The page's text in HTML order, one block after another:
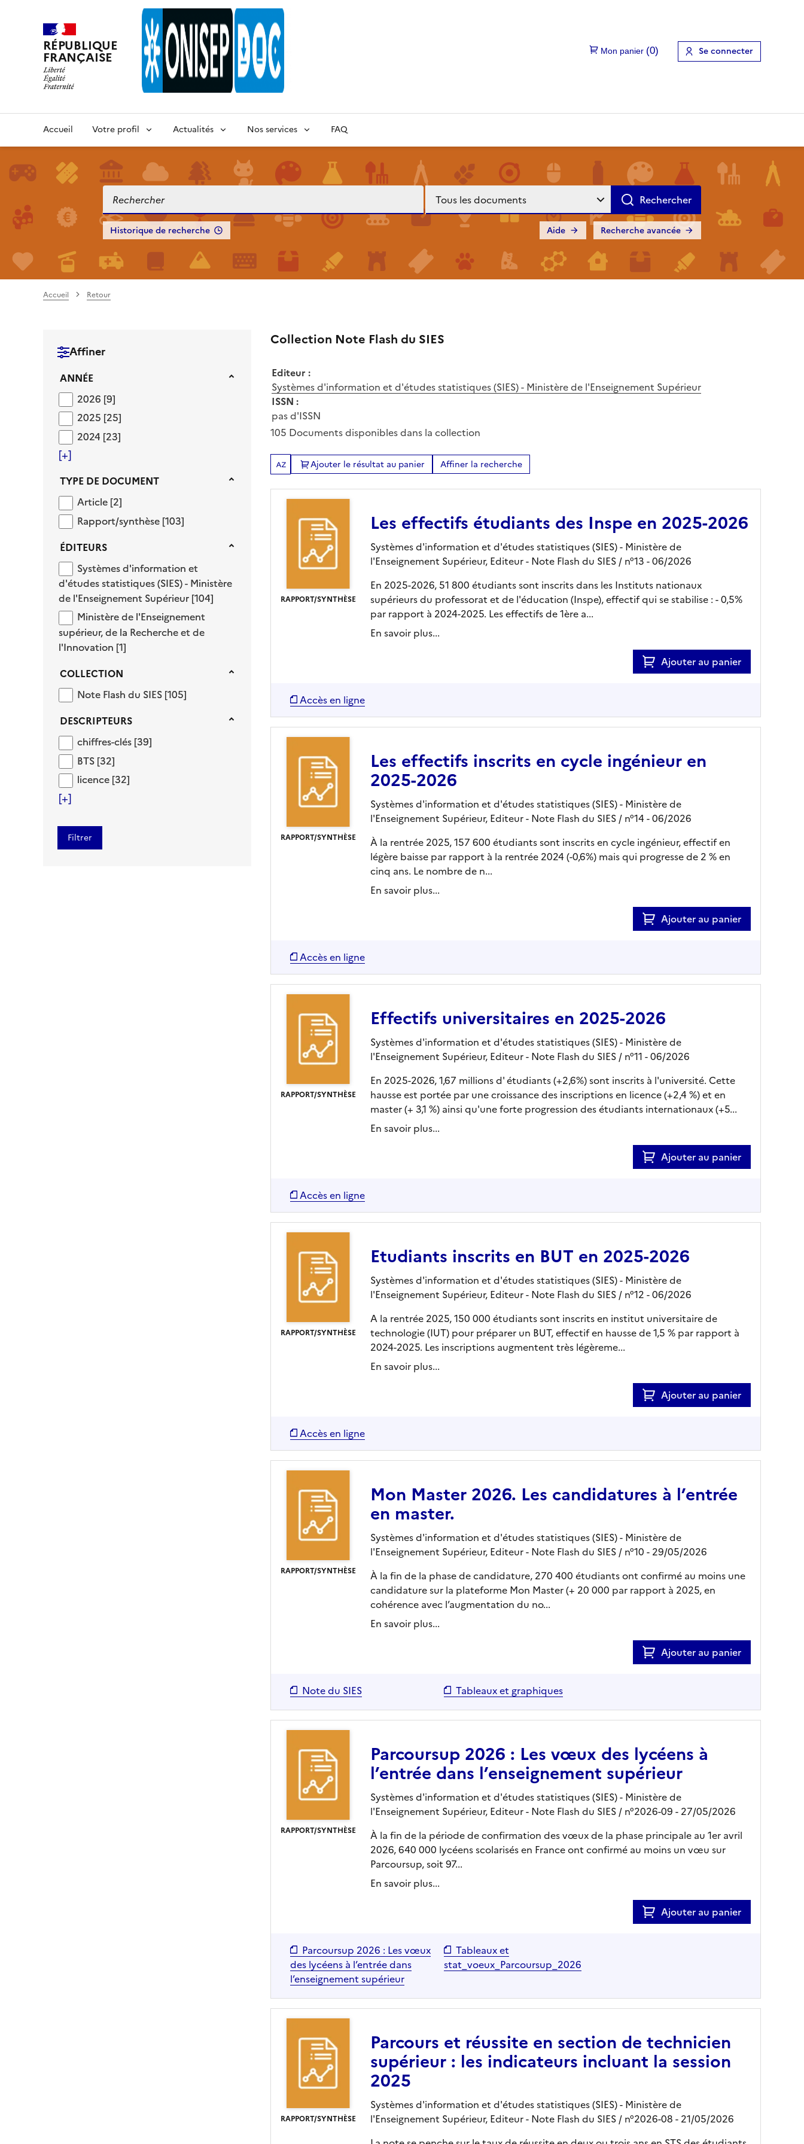
RÉPUBLIQUE
FRANÇAISE Se connecter
Accueil Votre profil Actualités Nos services FAQ
Historique de recherche Recherche avancée
Aide
Accueil Retour
Affiner
Année
ANNÉE
20262026 [9]
20252025 [25]
20242024 [23]
[+]
Type de document
TYPE DE DOCUMENT
ArticleArticle [2]
Rapport/synthèse
Rapport/synthèse [103]
Éditeurs
ÉDITEURS
Systèmes d'information et d'études statistiques (SIES) - Ministère de l'Enseignement Supérieur
Systèmes d'information et
d'études statistiques (SIES) - Ministère
de l'Enseignement Supérieur [104]
Ministère de l'Enseignement supérieur, de la Recherche et de l'Innovation
Ministère de l'Enseignement
supérieur, de la Recherche et de
l'Innovation [1]
Collection
COLLECTION
Note Flash du SIES
Note Flash du SIES [105]
Descripteurs
DESCRIPTEURS
chiffres-clés
chiffres-clés [39]
BTS BTS [32]
licencelicence [32]
[+]
Collection Note Flash du SIES
Editeur :
Systèmes d'information et d'études statistiques (SIES) - Ministère de l'Enseignement Supérieur
ISSN :
pas d'ISSN
105 Documents disponibles dans la collection
Tris disponibles (Ouverture d'une modale)
Ajouter le résultat au panier Affiner la recherche
RAPPORT/SYNTHÈSE
Les effectifs étudiants des Inspe en 2025-2026
Systèmes d'information et d'études statistiques (SIES) - Ministère de
l'Enseignement Supérieur, Editeur- Note Flash du SIES / n°13 - 06/2026
En 2025-2026, 51 800 étudiants sont inscrits dans les Instituts nationaux
supérieurs du professorat et de l'éducation (Inspe), effectif qui se stabilise : - 0,5%
par rapport à 2024-2025. Les effectifs de 1ère a...
En savoir plus...
Ajouter au panier
Accès en ligne
RAPPORT/SYNTHÈSE
Les effectifs inscrits en cycle ingénieur en
2025-2026
Systèmes d'information et d'études statistiques (SIES) - Ministère de
l'Enseignement Supérieur, Editeur- Note Flash du SIES / n°14 - 06/2026
À la rentrée 2025, 157 600 étudiants sont inscrits en cycle ingénieur, effectif en
légère baisse par rapport à la rentrée 2024 (-0,6%) mais qui progresse de 2 % en
cinq ans. Le nombre de n...
En savoir plus...
Ajouter au panier
Accès en ligne
RAPPORT/SYNTHÈSE
Effectifs universitaires en 2025-2026
Systèmes d'information et d'études statistiques (SIES) - Ministère de
l'Enseignement Supérieur, Editeur- Note Flash du SIES / n°11 - 06/2026
En 2025-2026, 1,67 millions d' étudiants (+2,6%) sont inscrits à l'université. Cette
hausse est portée par une croissance des inscriptions en licence (+2,4 %) et en
master (+ 3,1 %) ainsi qu'une forte progression des étudiants internationaux (+5...
En savoir plus...
Ajouter au panier
Accès en ligne
RAPPORT/SYNTHÈSE
Etudiants inscrits en BUT en 2025-2026
Systèmes d'information et d'études statistiques (SIES) - Ministère de
l'Enseignement Supérieur, Editeur- Note Flash du SIES / n°12 - 06/2026
A la rentrée 2025, 150 000 étudiants sont inscrits en institut universitaire de
technologie (IUT) pour préparer un BUT, effectif en hausse de 1,5 % par rapport à
2024-2025. Les inscriptions augmentent très légèreme...
En savoir plus...
Ajouter au panier
Accès en ligne
RAPPORT/SYNTHÈSE
Mon Master 2026. Les candidatures à l’entrée
en master.
Systèmes d'information et d'études statistiques (SIES) - Ministère de
l'Enseignement Supérieur, Editeur- Note Flash du SIES / n°10 - 29/05/2026
À la fin de la phase de candidature, 270 400 étudiants ont confirmé au moins une
candidature sur la plateforme Mon Master (+ 20 000 par rapport à 2025, en
cohérence avec l’augmentation du no...
En savoir plus...
Ajouter au panier
Note du SIES Tableaux et graphiques
RAPPORT/SYNTHÈSE
Parcoursup 2026 : Les vœux des lycéens à
l’entrée dans l’enseignement supérieur
Systèmes d'information et d'études statistiques (SIES) - Ministère de
l'Enseignement Supérieur, Editeur- Note Flash du SIES / n°2026-09 - 27/05/2026
À la fin de la période de confirmation des vœux de la phase principale au 1er avril
2026, 640 000 lycéens scolarisés en France ont confirmé au moins un vœu sur
Parcoursup, soit 97...
En savoir plus...
Ajouter au panier
Parcoursup 2026 : Les vœux
des lycéens à l’entrée dans
l’enseignement supérieur
Tableaux et
stat_voeux_Parcoursup_2026
RAPPORT/SYNTHÈSE
Parcours et réussite en section de technicien
supérieur : les indicateurs incluant la session
2025
Systèmes d'information et d'études statistiques (SIES) - Ministère de
l'Enseignement Supérieur, Editeur- Note Flash du SIES / n°2026-08 - 21/05/2026